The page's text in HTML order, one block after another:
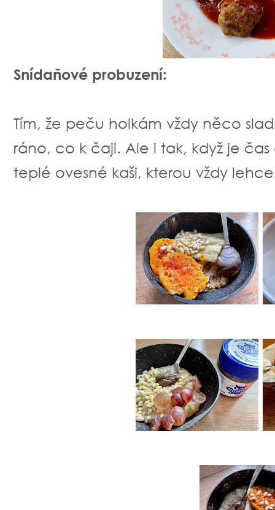
Snídaňové probuzení:
Tím, že peču holkám vždy něco
ráno, co k čaji. Ale i tak, když je
teplé ovesné kaši, kterou vždy